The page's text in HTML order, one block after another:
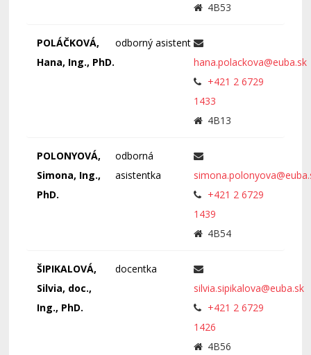
4B53
POLÁČKOVÁ,
Hana, Ing., PhD.
odborný asistent
hana.polackova@euba.sk
+421 2 6729
1433
4B13
POLONYOVÁ,
Simona, Ing.,
PhD.
odborná
asistentka
+421 2 6729
1439
4B54
ŠIPIKALOVÁ,
Silvia, doc.,
Ing., PhD.
docentka
silvia.sipikalova@euba.sk
+421 2 6729
1426
4B56